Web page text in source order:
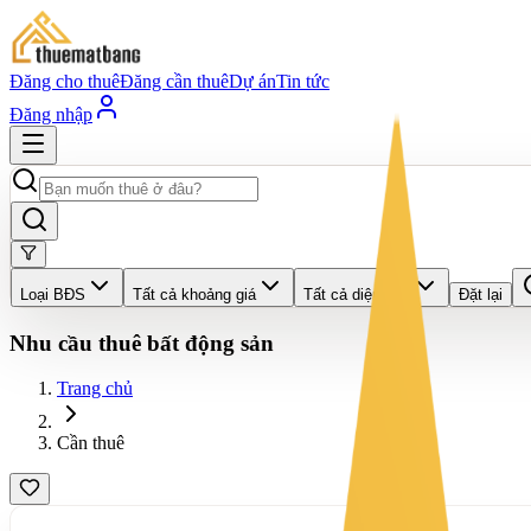
Đăng cho thuêĐăng cần thuêDự ánTin tức
Đăng nhập
Loại BĐS Tất cả khoảng giá Tất cả diện tích Đặt lại
Nhu cầu thuê bất động sản
Trang chủ
Cần thuê